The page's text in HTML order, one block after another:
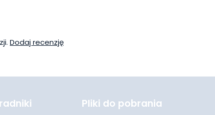
Dodaj recenzję
Pliki do pobrania